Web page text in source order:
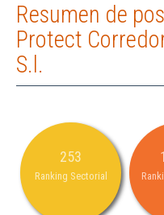
Resumen de
Protect
S.l.
253
Ranking Sectorial